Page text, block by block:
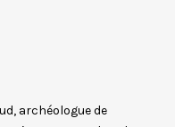
archéologue de
EST ARCHÉOLOGUE,
OCÉANIENNE ET DE
RECHERCHE ET DE
DE L'UNITÉ MIXTE DE
PARIS. IL A MENÉ SES